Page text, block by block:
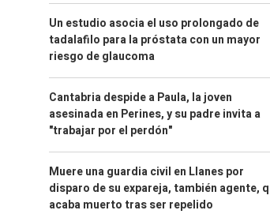
Un estudio asocia el uso prolongado de
tadalafilo para la próstata con un mayor
riesgo de glaucoma
Cantabria despide a Paula, la joven
asesinada en Perines, y su padre invita a
"trabajar por el perdón"
Muere una guardia civil en Llanes por
disparo de su expareja, también agente,
acaba muerto tras ser repelido